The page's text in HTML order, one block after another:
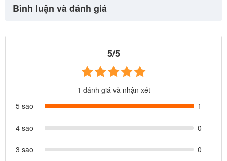
Bình luận và đánh giá
5/5
1 đánh giá và nhận xét
5 sao
1
4 sao 0
3 sao 0